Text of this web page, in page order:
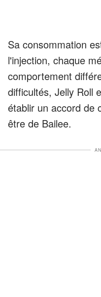
Sa consommation
l'injection, chaque
comportement
difficultés, Jelly Roll
établir un accord de
être de Bailee.